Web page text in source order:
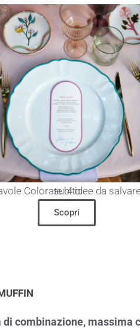
Tavole Colorate: 4 idee da salvare subito
Scopri
di combinazione, massima